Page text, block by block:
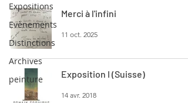
Expositions
Evènements
Distinctions
Archives
peinture
Merci à l'infini
11 oct. 2025
Exposition I (Suisse)
14 avr. 2018